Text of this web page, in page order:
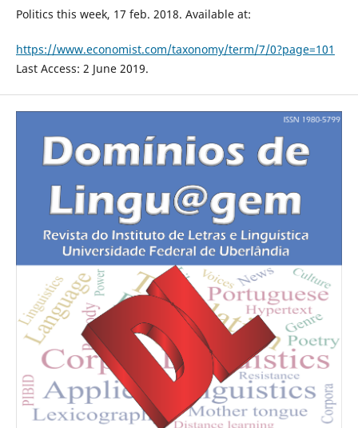
Politics this week, 17 feb. 2018. Available at:
https://www.economist.com/taxonomy/term/7/0?page=101
Last Access: 2 June 2019.